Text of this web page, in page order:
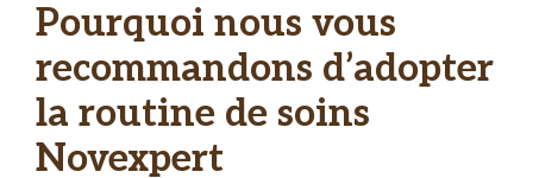
Pourquoi nous vous
recommandons d’adopter
la routine de soins
Novexpert